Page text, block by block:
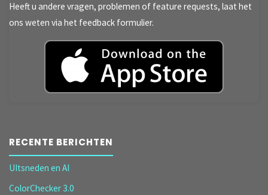
Heeft u andere vragen, problemen of feature requests, laat het
ons weten via het feedback formulier.
RECENTE BERICHTEN
UItsneden en AI
ColorChecker 3.0